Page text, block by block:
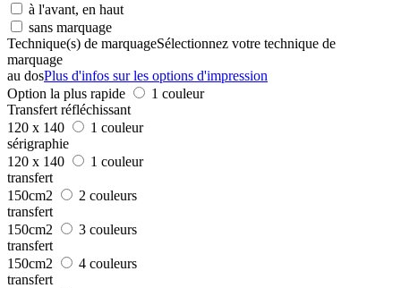
à l'avant, en haut
sans marquage
Technique(s) de marquageSélectionnez votre technique de
marquage
au dosPlus d'infos sur les options d'impression
Option la plus rapide
1 couleur
Transfert réfléchissant
120 x 140
1 couleur
sérigraphie
120 x 140
1 couleur
transfert
150cm2
2 couleurs
transfert
150cm2
3 couleurs
transfert
150cm2
4 couleurs
transfert